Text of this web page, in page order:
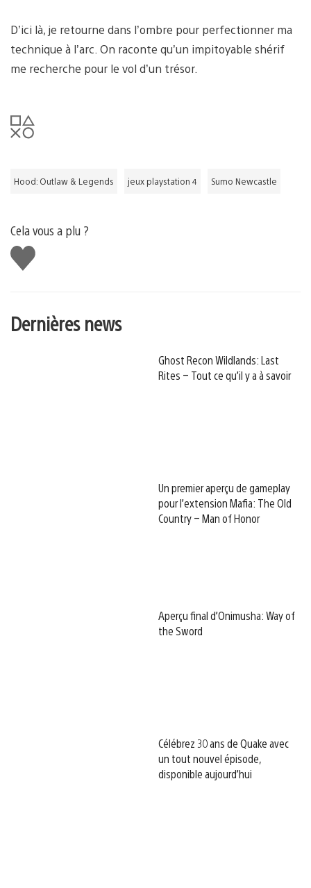
D’ici là, je retourne dans l’ombre pour perfectionner ma
technique à l’arc. On raconte qu’un impitoyable shérif
me recherche pour le vol d’un trésor.
Hood: Outlaw & Legends jeux playstation 4 Sumo Newcastle
Cela vous a plu ?
J'aime
Dernières news
Ghost Recon Wildlands: Last
Rites – Tout ce qu’il y a à savoir
Un premier aperçu de gameplay
pour l’extension Mafia: The Old
Country – Man of Honor
Aperçu final d’Onimusha: Way of
the Sword
Célébrez 30 ans de Quake avec
un tout nouvel épisode,
disponible aujourd’hui